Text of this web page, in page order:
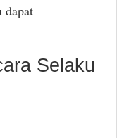
dapat
Selaku